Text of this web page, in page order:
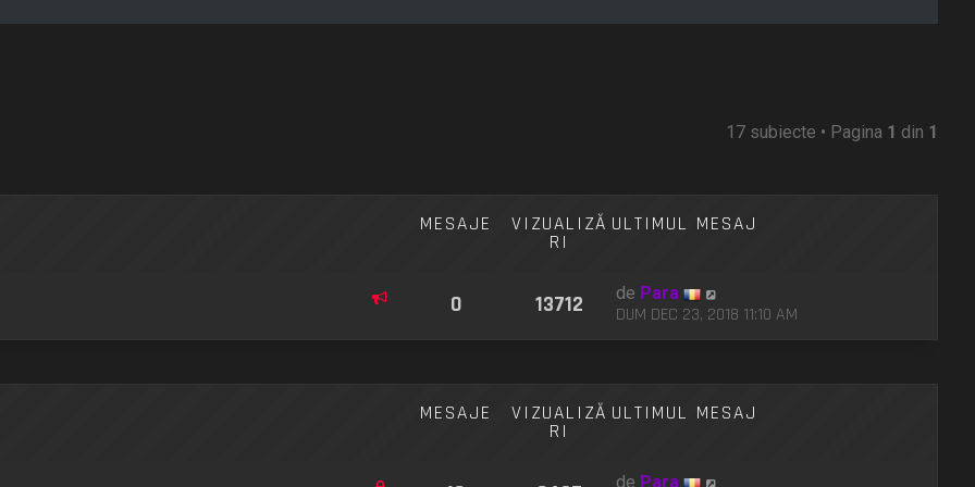
17 subiecte • Pagina 1 din 1
MESAJE VIZUALIZĂ
RI
ULTIMUL MESAJ
0 13712 de Para
DUM DEC 23, 2018 11:10 AM
MESAJE VIZUALIZĂ
RI
ULTIMUL MESAJ
de Para